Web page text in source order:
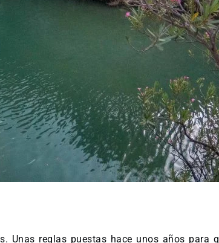
Unas reglas puestas hace unos años para